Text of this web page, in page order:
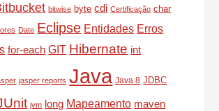
bitwise byte cdi Certificação char
Date Eclipse Entidades Erros
for-each GIT Hibernate int
jasper reports Java Java 8 JDBC
jvm long Mapeamento maven